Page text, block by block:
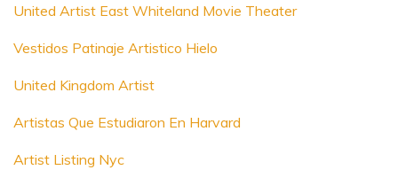
United Artist East Whiteland Movie Theater
Vestidos Patinaje Artistico Hielo
United Kingdom Artist
Artistas Que Estudiaron En Harvard
Artist Listing Nyc